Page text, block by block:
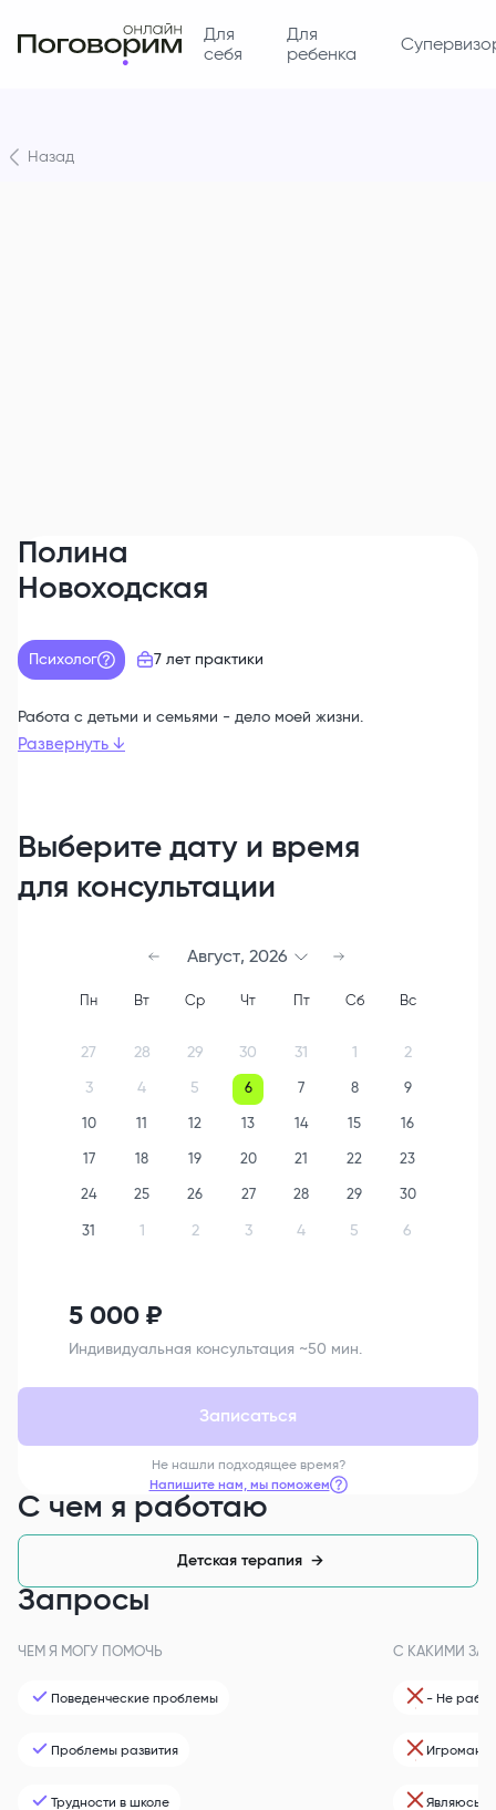
Для
себя
Для
ребенка
Назад
Полина
Новоходская
Психолог 7 летпрактики
Работа с детьми и семьями - дело моей жизни.
Развернуть ↓
Выберите дату и время
для консультации
Август, 2026
Пн Вт Ср Чт Пт Сб Вс
27 28 29 30 31 1 2
3 4 5 6 7 8 9
10 12 13 14 15 16
17 18 19 20 21 22 23
24 25 26 27 28 29 30
31 1 2 3 4 5 6
5 000 ₽
Индивидуальная консультация ~50 мин.
Записаться
Не нашли подходящее время?
Напишите нам, мы поможем
С чем я работаю
Детская терапия →
Запросы
ЧЕМ Я МОГУ ПОМОЧЬ
Поведенческие проблемы
Проблемы развития
Трудности в школе
С КАКИМИ
- Не
Являюсь